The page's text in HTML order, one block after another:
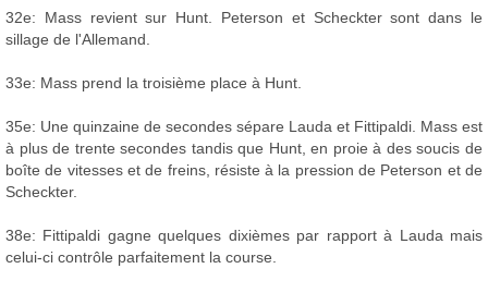
32e: Mass revient sur Hunt. Peterson et Scheckter sont dans le
sillage de l'Allemand.
33e: Mass prend la troisième place à Hunt.
35e: Une quinzaine de secondes sépare Lauda et Fittipaldi. Mass est
à plus de trente secondes tandis que Hunt, en proie à des soucis de
boîte de vitesses et de freins, résiste à la pression de Peterson et de
Scheckter.
38e: Fittipaldi gagne quelques dixièmes par rapport à Lauda mais
celui-ci contrôle parfaitement la course.